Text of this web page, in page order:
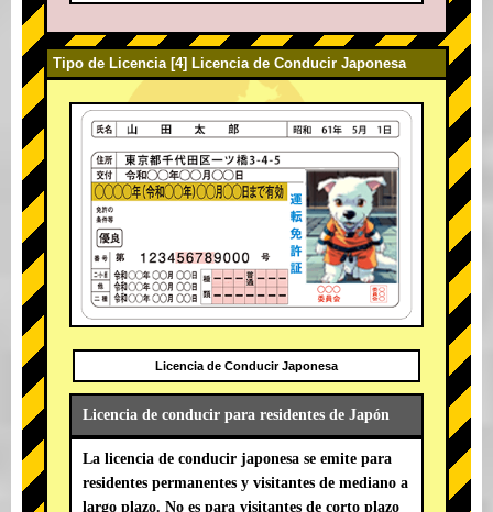
Tipo de Licencia [4] Licencia de Conducir Japonesa
Licencia de Conducir Japonesa
Licencia de conducir para residentes de Japón
La licencia de conducir japonesa se emite para
residentes permanentes y visitantes de mediano a
largo plazo. No es para visitantes de corto plazo